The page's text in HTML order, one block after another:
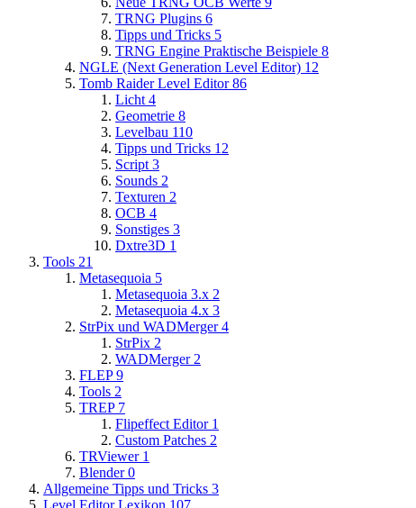
TRNG Plugins 6
Tipps und Tricks 5
TRNG Engine Praktische Beispiele 8
NGLE (Next Generation Level Editor) 12
Tomb Raider Level Editor 86
Licht 4
Geometrie 8
Levelbau 110
Tipps und Tricks 12
Script 3
Sounds 2
Texturen 2
OCB 4
Sonstiges 3
Dxtre3D 1
Tools 21
Metasequoia 5
Metasequoia 3.x 2
Metasequoia 4.x 3
StrPix und WADMerger 4
StrPix 2
WADMerger 2
FLEP 9
Tools 2
TREP 7
Flipeffect Editor 1
Custom Patches 2
TRViewer 1
Blender 0
Allgemeine Tipps und Tricks 3
Level Editor Lexikon 107